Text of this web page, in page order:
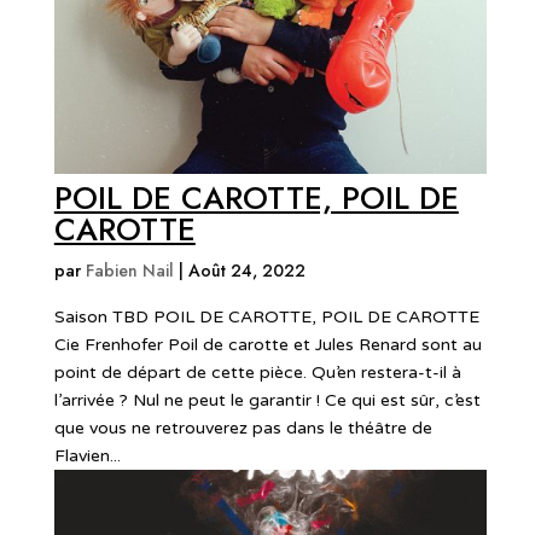
POIL DE CAROTTE, POIL DE
CAROTTE
par Fabien Nail | Août 24, 2022
Saison TBD POIL DE CAROTTE, POIL DE CAROTTE
Cie Frenhofer Poil de carotte et Jules Renard sont au
point de départ de cette pièce. Qu’en restera-t-il à
l’arrivée ? Nul ne peut le garantir ! Ce qui est sûr, c’est
que vous ne retrouverez pas dans le théâtre de
Flavien...